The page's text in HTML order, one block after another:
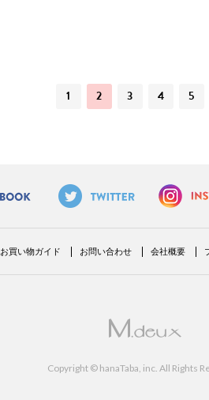
1 2 3 4 5
お買い物ガイド お問い合わせ 会社概要
Copyright © hanaTaba, inc. All Rights